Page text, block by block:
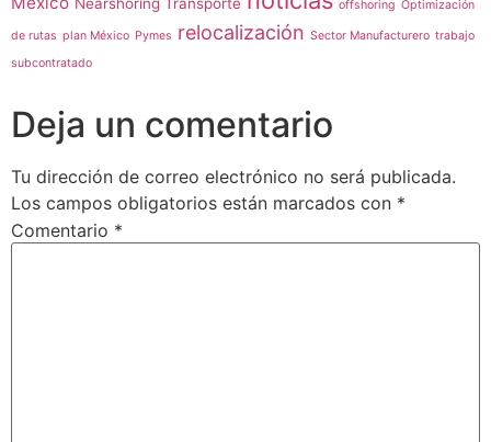
offshoring Optimización
de rutas plan México Pymes relocalización Sector Manufacturero trabajo
subcontratado
Deja un comentario
Tu dirección de correo electrónico no será publicada.
Los campos obligatorios están marcados con *
Comentario *